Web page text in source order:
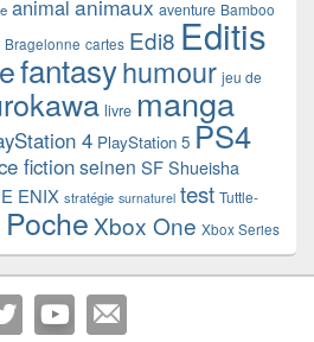
animal animaux aventure Bamboo
Bragelonne cartes Edi8 Editis
fantasyhumour jeu de
livre manga
4 PlayStation 5 PS4
fictionseinen SF Shueisha
ENIX stratégie surnaturel test Tuttle-
Xbox One Xbox Series